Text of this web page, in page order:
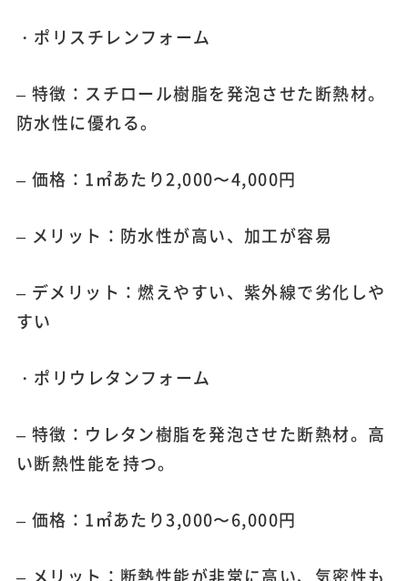
・ポリスチレンフォーム
– 特徴：スチロール樹脂を発泡させた断熱材。
防水性に優れる。
– 価格：1㎡あたり2,000〜4,000円
– メリット：防水性が高い、加工が容易
– デメリット：燃えやすい、紫外線で劣化しや
すい
・ポリウレタンフォーム
– 特徴：ウレタン樹脂を発泡させた断熱材。高
い断熱性能を持つ。
– 価格：1㎡あたり3,000〜6,000円
– メリット：断熱性能が非常に高い、気密性も